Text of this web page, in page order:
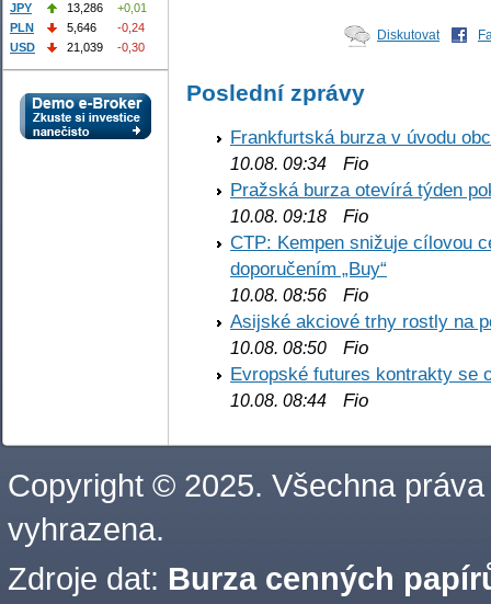
Diskutovat
Poslední zprávy
Frankfurtská burza v úvodu
10.08. 09:34 Fio
Pražská burza otevírá týden
10.08. 09:18 Fio
CTP: Kempen snižuje cílovou
doporučením „Buy“
10.08. 08:56 Fio
Asijské akciové trhy rostly na
10.08. 08:50 Fio
Evropské futures kontrakty se
10.08. 08:44 Fio
JPY
13,286
+0,01
PLN
5,646
-0,24
USD
21,039 -0,30
Copyright © 2025. Všechna práva
vyhrazena.
Zdroje dat: Burza cenných